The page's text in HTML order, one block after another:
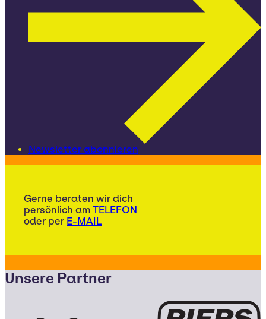
Newsletter abonnieren
Gerne beraten wir dich
persönlich am TELEFON
oder per E-MAIL
Unsere Partner